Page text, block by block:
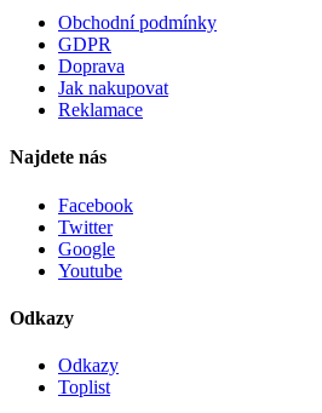
Obchodní podmínky
GDPR
Doprava
Jak nakupovat
Reklamace
Najdete nás
Facebook
Twitter
Google
Youtube
Odkazy
Odkazy
Toplist